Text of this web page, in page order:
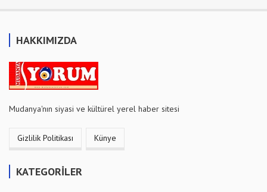
HAKKIMIZDA
Mudanya'nın siyasi ve kültürel yerel haber sitesi
Gizlilik Politikası Künye
KATEGORİLER